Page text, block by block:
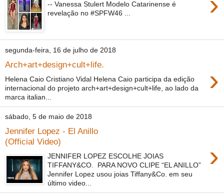
-- Vanessa Stulert Modelo Catarinense é
revelação no #SPFW46 ...
segunda-feira, 16 de julho de 2018
Arch+art+design+cult+life. ›
Helena Caio Cristiano Vidal Helena Caio participa da edição
internacional do projeto arch+art+design+cult+life, ao lado da
marca italian...
sábado, 5 de maio de 2018
Jennifer Lopez - El Anillo
(Official Video)
›
JENNIFER LOPEZ ESCOLHE JOIAS
TIFFANY&CO. PARA NOVO CLIPE “EL ANILLO”
Jennifer Lopez usou joias Tiffany&Co. em seu
último video...